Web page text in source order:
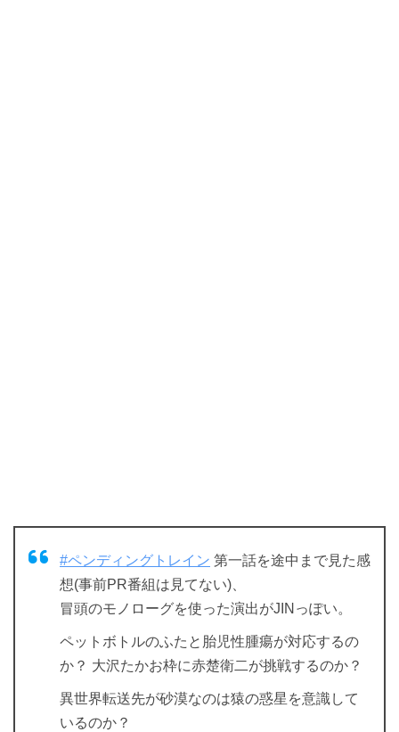
#ペンディングトレイン 第一話を途中まで見た感
想(事前PR番組は見てない)、
冒頭のモノローグを使った演出がJINっぽい。
ペットボトルのふたと胎児性腫瘍が対応するの
か？ 大沢たかお枠に赤楚衛二が挑戦するのか？
異世界転送先が砂漠なのは猿の惑星を意識して
いるのか？